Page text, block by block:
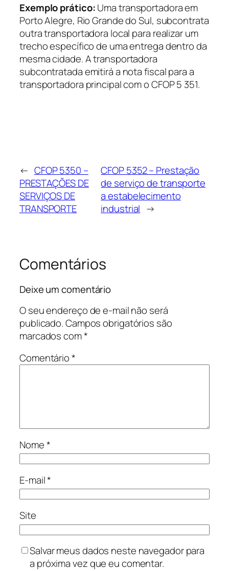
Exemplo prático:Uma transportadora em
Porto Alegre, Rio Grande do Sul, subcontrata
outra transportadora local para realizar um
trecho específico de uma entrega dentro da
mesma cidade. A transportadora
subcontratada emitirá a nota fiscal para a
transportadora principal com o CFOP 5 351.
← CFOP 5350 –
PRESTAÇÕES DE
SERVIÇOS DE
TRANSPORTE
CFOP 5352 – Prestação
de serviço de transporte
a estabelecimento
industrial →
Comentários
Deixe um comentário
O seu endereço de e-mail não será
publicado.Campos obrigatórios são
marcados com*
Comentário*
Nome*
E-mail*
Site
Salvar meus dados neste navegador para
a próxima vez que eu comentar.